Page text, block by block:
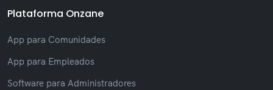
Plataforma Onzane
App para Comunidades
App para Empleados
Software para Administradores